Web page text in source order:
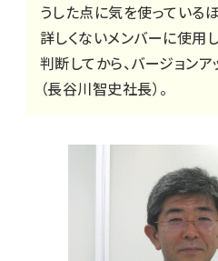
うした点に気を使っている
詳しくないメンバーに使用
判断してから、バージョン
（長谷川智史社長）。